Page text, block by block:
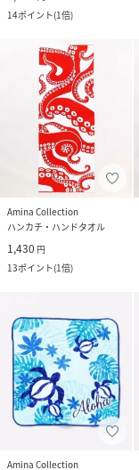
14ポイント(1倍)
Amina Collection
ハンカチ・ハンドタオル
1,430 円
13ポイント(1倍)
Amina Collection